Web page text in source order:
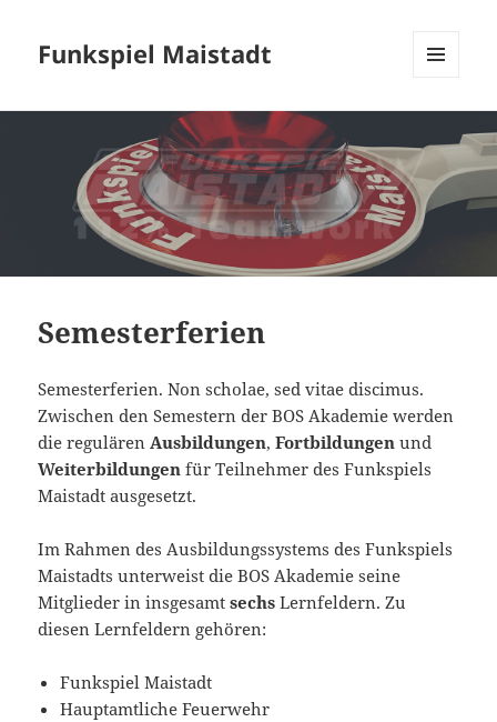
Funkspiel Maistadt
Semesterferien
Semesterferien. Non scholae, sed vitae discimus.
Zwischen den Semestern der BOS Akademie werden
die regulärenAusbildungen,Fortbildungen und
Weiterbildungen für Teilnehmer des Funkspiels
Maistadt ausgesetzt.
Im Rahmen des Ausbildungssystems des Funkspiels
Maistadts unterweist die BOS Akademie seine
Mitglieder in insgesamtsechs Lernfeldern. Zu
diesen Lernfeldern gehören:
Funkspiel Maistadt
Hauptamtliche Feuerwehr